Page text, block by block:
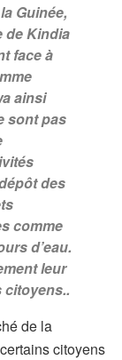
Guinée,
de Kindia
face à
ainsi
sont pas
des
comme
d’eau.
leur
citoyens..
de la
citoyens